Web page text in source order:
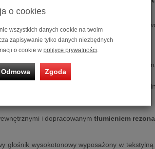
z serii Opal. Opal 23 mkII rozwija
przestrzenne i dynamiczne brzmienie.
głośnikowi wysokotonowemu z kopułką
, dopracowany w wersji mkII
przeprojektowanym przetwornikom nisko-
i dopracowanymtłumieniem
głośnik wysokotonowy wyposażony w
o cookies
wszystkich danych cookie na twoim
zapisywanie tylko danych niezbędnych
o cookie w polityce prywatności.
Odmowa Zgoda